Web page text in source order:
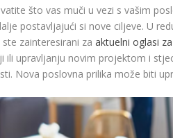
što vas muči u vezi s vašim
postavljajući si nove ciljeve. U
ste zainteresirani zaaktuelni oglasi
ili upravljanju novim projektom i
Nova poslovna prilika može biti